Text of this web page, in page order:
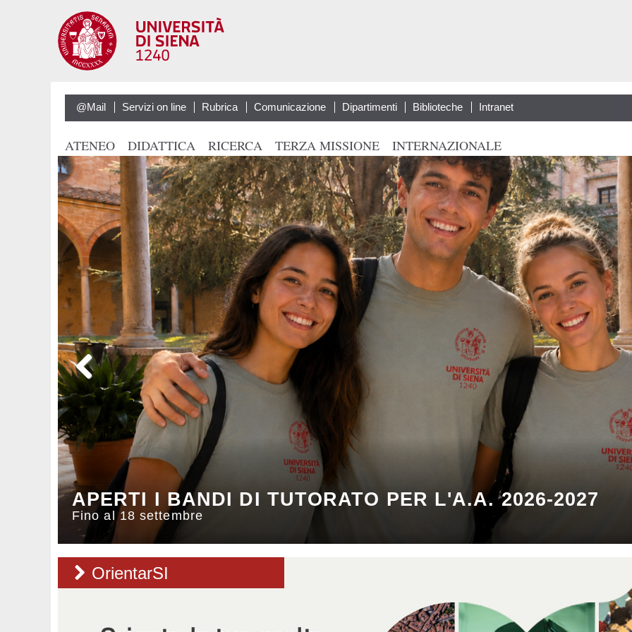
@Mail Servizi on line Rubrica Comunicazione Dipartimenti Biblioteche Intranet
ATENEO DIDATTICA RICERCA TERZA MISSIONE INTERNAZIONALE
APERTI I BANDI DI TUTORATO PER L'A.A. 2026-2027
Fino al 18 settembre
BANDO PER BORSA DI STUDIO E POSTO ALLOGGIO
Aperto fino al 7 settembre (ore 13)
TUTTE LE INFO SULLE IMMATRICOLAZIONI 2026/2027
OrientarSI